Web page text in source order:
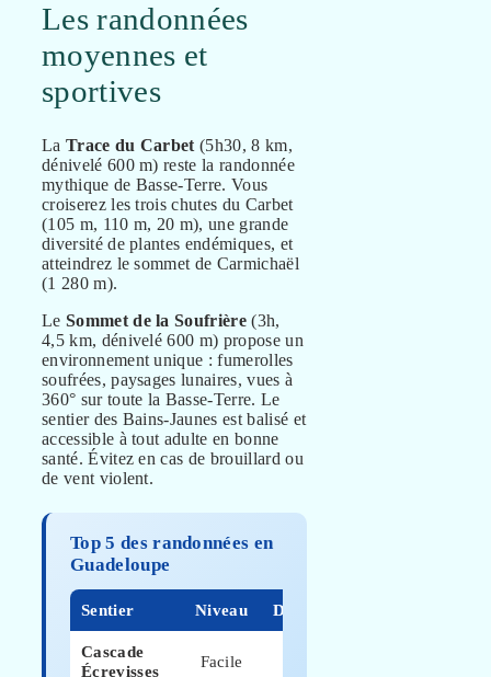
Les randonnées
moyennes et
sportives
La Trace du Carbet (5h30, 8 km,
dénivelé 600 m) reste la randonnée
mythique de Basse-Terre. Vous
croiserez les trois chutes du Carbet
(105 m, 110 m, 20 m), une grande
diversité de plantes endémiques, et
atteindrez le sommet de Carmichaël
(1 280 m).
Le Sommet de la Soufrière (3h,
4,5 km, dénivelé 600 m) propose un
environnement unique : fumerolles
soufrées, paysages lunaires, vues à
360° sur toute la Basse-Terre. Le
sentier des Bains-Jaunes est balisé et
accessible à tout adulte en bonne
santé. Évitez en cas de brouillard ou
de vent violent.
Top 5 des randonnées en
Guadeloupe
Sentier Niveau Durée
Cascade
Écrevisses
Facile